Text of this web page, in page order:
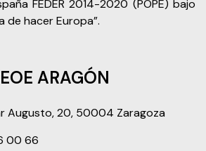
FEDER 2014-2020 (POPE) bajo
de hacer Europa”.
ARAGÓN
Augusto, 20, 50004 Zaragoza
00 66